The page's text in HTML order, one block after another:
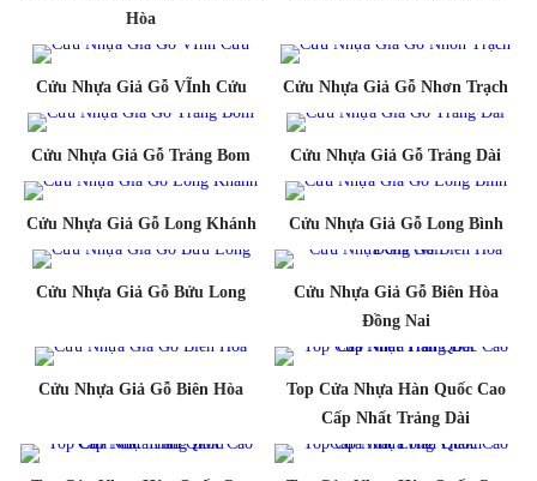
Hòa
Cửu Nhựa Giả Gỗ VĨnh Cửu Cửu Nhựa Giả Gỗ Nhơn Trạch
Cửu Nhựa Giả Gỗ Trảng Bom Cửu Nhựa Giả Gỗ Trảng Dài
Cửu Nhựa Giả Gỗ Long Khánh Cửu Nhựa Giả Gỗ Long Bình
Cửu Nhựa Giả Gỗ Bửu Long
Cửu Nhựa Giả Gỗ Biên Hòa
Đồng Nai
Cửu Nhựa Giả Gỗ Biên Hòa
Top Cửa Nhựa Hàn Quốc Cao
Cấp Nhất Trảng Dài